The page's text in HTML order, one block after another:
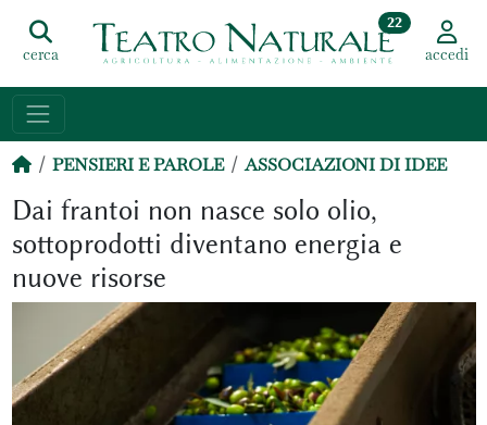
cerca
22
accedi
PENSIERI E PAROLE ASSOCIAZIONI DI IDEE
Dai frantoi non nasce solo olio,
sottoprodotti diventano energia e
nuove risorse